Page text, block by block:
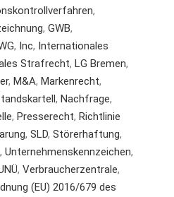
,
, GWB,
, Inc, Internationales
Strafrecht, LG Bremen,
, M&A, Markenrecht,
, Nachfrage,
, Presserecht, Richtlinie
, SLD, Störerhaftung,
, Unternehmenskennzeichen,
, Verbraucherzentrale,
(EU) 2016/679 des